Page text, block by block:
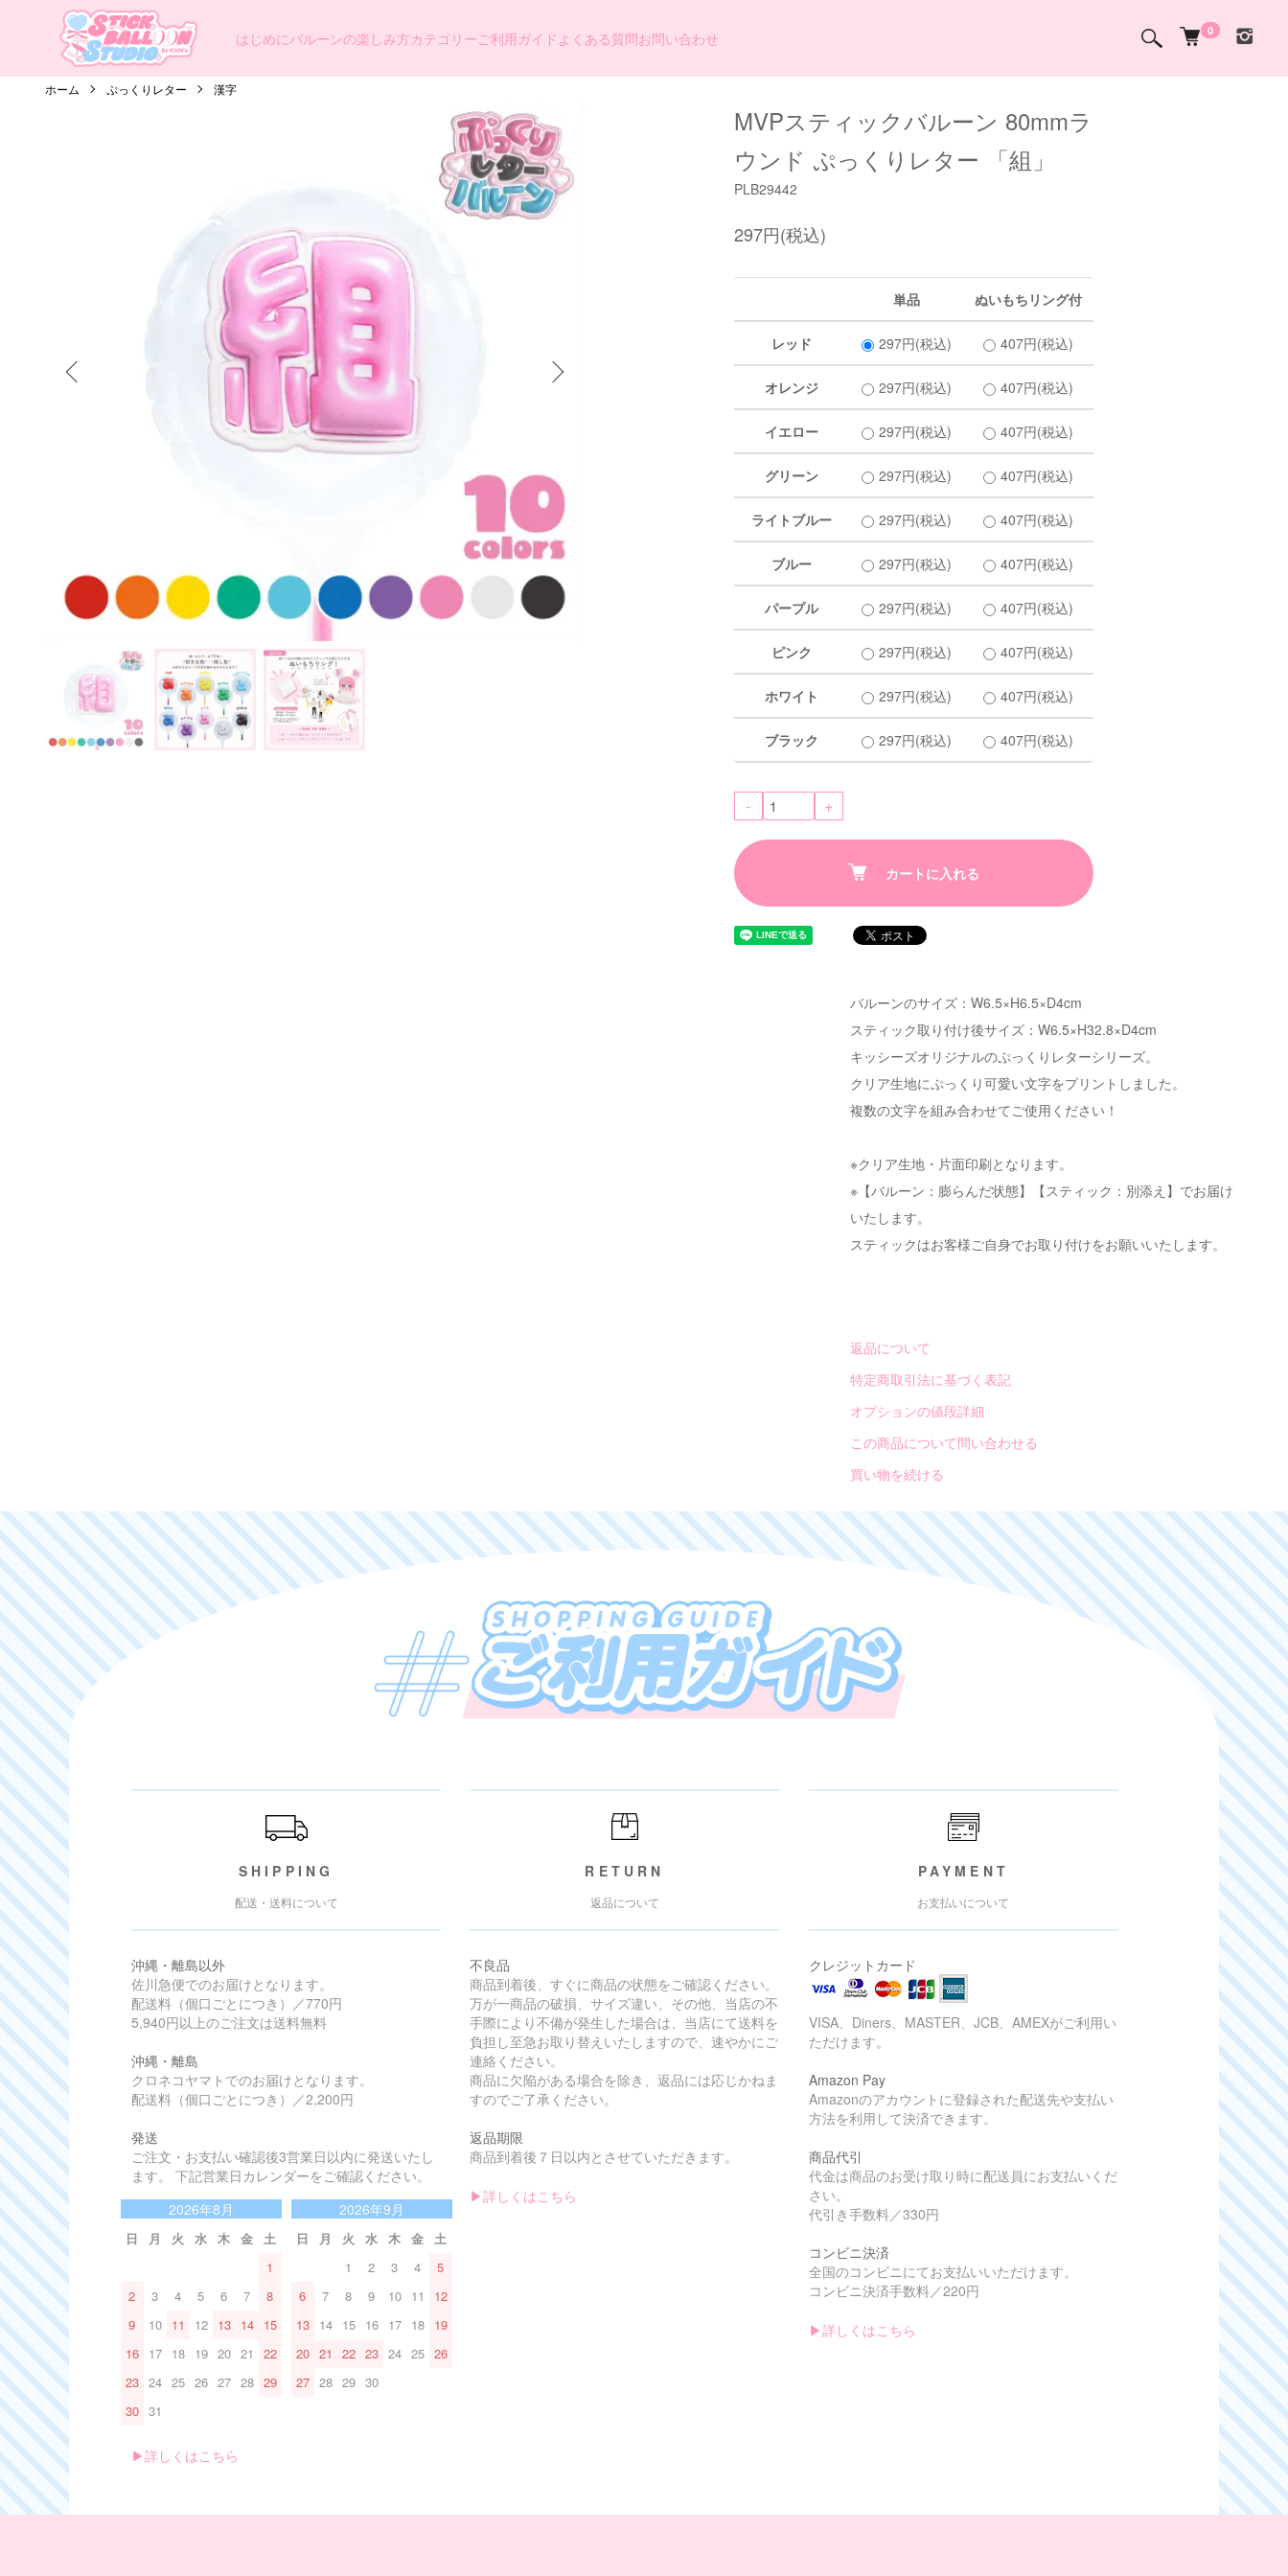
はじめにバルーンの楽しみ方カテゴリー ご利用ガイド よくある質問お問い合わせ 0
ホーム ぷっくりレター 漢字
MVPスティックバルーン 80mmラ
ウンド ぷっくりレター 「組」
PLB29442
297円(税込)
単品 ぬいもちリング付
レッド 297円(税込) 407円(税込)
オレンジ 297円(税込) 407円(税込)
イエロー 297円(税込) 407円(税込)
グリーン 297円(税込) 407円(税込)
ライトブルー 297円(税込) 407円(税込)
ブルー 297円(税込) 407円(税込)
パープル 297円(税込) 407円(税込)
ピンク 297円(税込) 407円(税込)
ホワイト 297円(税込) 407円(税込)
ブラック 297円(税込) 407円(税込)
- +
カートに入れる
バルーンのサイズ：W6.5×H6.5×D4cm
スティック取り付け後サイズ：W6.5×H32.8×D4cm
キッシーズオリジナルのぷっくりレターシリーズ。
クリア生地にぷっくり可愛い文字をプリントしました。
複数の文字を組み合わせてご使用ください！
※クリア生地・片面印刷となります。
※【バルーン：膨らんだ状態】【スティック：別添え】でお届け
いたします。
スティックはお客様ご自身でお取り付けをお願いいたします。
返品について
特定商取引法に基づく表記
オプションの値段詳細
この商品について問い合わせる
買い物を続ける
SHIPPING
配送・送料について
沖縄・離島以外
佐川急便でのお届けとなります。
配送料（個口ごとにつき）／770円
5,940円以上のご注文は送料無料
沖縄・離島
クロネコヤマトでのお届けとなります。
配送料（個口ごとにつき）／2,200円
発送
ご注文・お支払い確認後3営業日以内に発送いたし
ます。 下記営業日カレンダーをご確認ください。
2026年8月
日 月 火 水 木 金 土
1
2
3 4 5 6 7
8
9
10 11 12 13 14 15
16 17 18 19 20 21
22
23 24 25 26 27 28 29
30 31
2026年9月
日 月 火 水 木 金 土
1
2 3 4
5
6
7 8 9 10 11
12
13 14 15 16 17 18 19
20 21 22 23 24 25 26
27 28 29 30
▶︎詳しくはこちら
RETURN
返品について
不良品
商品到着後、すぐに商品の状態をご確認ください。
万が一商品の破損、サイズ違い、その他、当店の不
手際により不備が発生した場合は、当店にて送料を
負担し至急お取り替えいたしますので、速やかにご
連絡ください。
商品に欠陥がある場合を除き、返品には応じかねま
すのでご了承ください。
返品期限
商品到着後７日以内とさせていただきます。
▶︎詳しくはこちら
PAYMENT
お支払いについて
クレジットカード
VISA、Diners、MASTER、JCB、AMEXがご利用い
ただけます。
Amazon Pay
Amazonのアカウントに登録された配送先や支払い
方法を利用して決済できます。
商品代引
代金は商品のお受け取り時に配送員にお支払いくだ
さい。
代引き手数料／330円
コンビニ決済
全国のコンビニにてお支払いいただけます。
コンビニ決済手数料／220円
▶︎詳しくはこちら